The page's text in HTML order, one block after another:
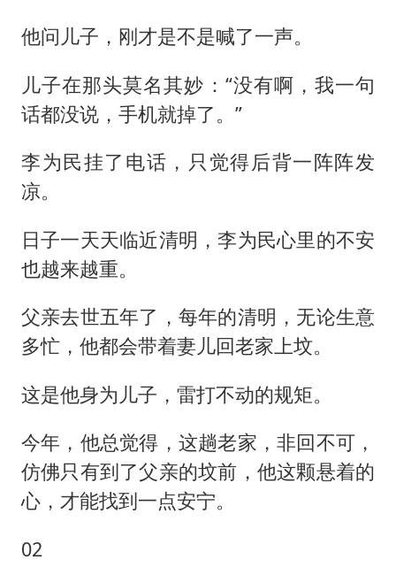
他问儿子，刚才是不是喊了一声。
儿子在那头莫名其妙：“没有啊，我一句
话都没说，手机就掉了。”
李为民挂了电话，只觉得后背一阵阵发
凉。
日子一天天临近清明，李为民心里的不安
也越来越重。
父亲去世五年了，每年的清明，无论生意
多忙，他都会带着妻儿回老家上坟。
这是他身为儿子，雷打不动的规矩。
今年，他总觉得，这趟老家，非回不可，
仿佛只有到了父亲的坟前，他这颗悬着的
心，才能找到一点安宁。
02